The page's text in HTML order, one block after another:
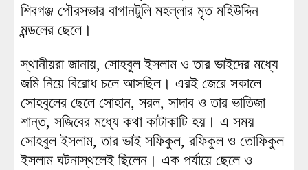
শিবগঞ্জ পৌরসভার বাগানটুলি মহল্লার মৃত মহিউদ্দিন
মন্ডলের ছেলে।
স্থানীয়রা জানায়, সোহবুল ইসলাম ও তার ভাইদের মধ্যে
জমি নিয়ে বিরোধ চলে আসছিল। এরই জেরে সকালে
সোহবুলের ছেলে সোহান, সরল, সাদাব ও তার ভাতিজা
শান্ত, সজিবের মধ্যে কথা কাটাকাটি হয়। এ সময়
সোহবুল ইসলাম, তার ভাই সফিকুল, রফিকুল ও তোফিকুল
ইসলাম ঘটনাস্থলেই ছিলেন। এক পর্যায়ে ছেলে ও